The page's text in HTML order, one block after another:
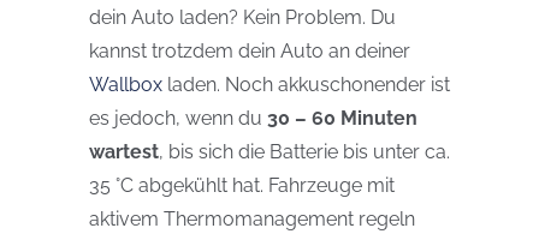
dein Auto laden? Kein Problem. Du
kannst trotzdem dein Auto an deiner
Wallbox laden. Noch akkuschonender ist
es jedoch, wenn du 30 – 60 Minuten
wartest, bis sich die Batterie bis unter ca.
35 °C abgekühlt hat. Fahrzeuge mit
aktivem Thermomanagement regeln